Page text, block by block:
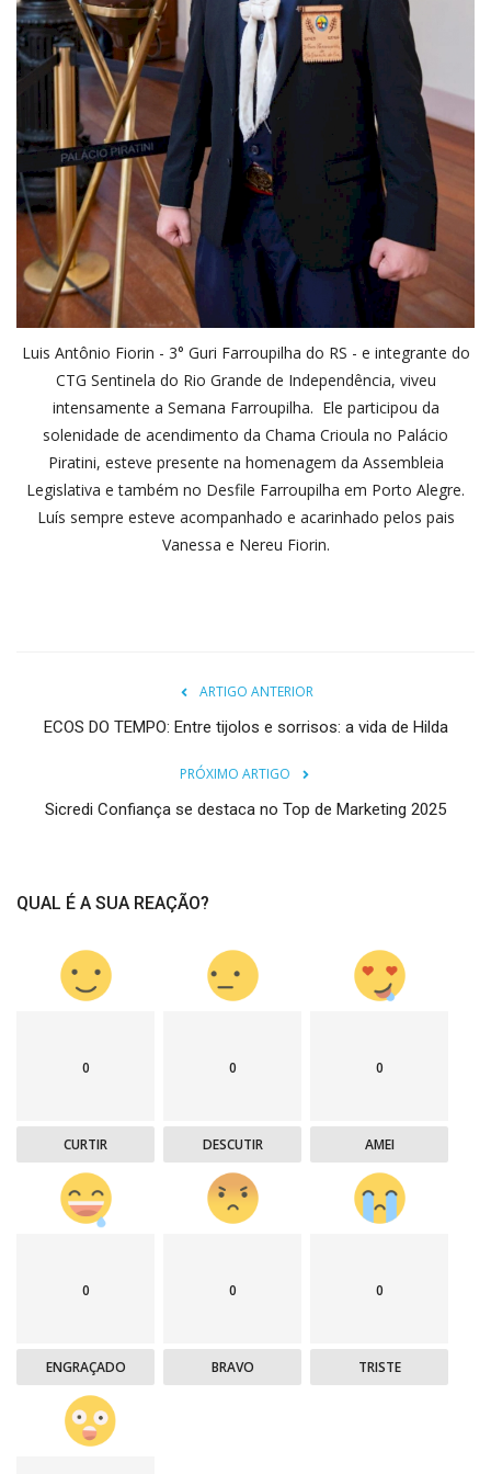
Luis Antônio Fiorin - 3° Guri Farroupilha do RS - e integrante do
CTG Sentinela do Rio Grande de Independência, viveu
intensamente a Semana Farroupilha. Ele participou da
solenidade de acendimento da Chama Crioula no Palácio
Piratini, esteve presente na homenagem da Assembleia
Legislativa e também no Desfile Farroupilha em Porto Alegre.
Luís sempre esteve acompanhado e acarinhado pelos pais
Vanessa e Nereu Fiorin.
ARTIGO ANTERIOR
ECOS DO TEMPO: Entre tijolos e sorrisos: a vida de Hilda
PRÓXIMO ARTIGO
Sicredi Confiança se destaca no Top de Marketing 2025
QUAL É A SUA REAÇÃO?
0
CURTIR
0
DESCUTIR
0
AMEI
0
ENGRAÇADO
0
BRAVO
0
TRISTE